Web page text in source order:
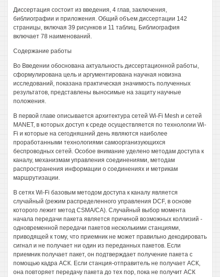
Диссертация состоит из введения, 4 глав, заключения,
библиографии и приложения. Общий объем диссертации 142
страницы, включая 39 рисунков и 11 таблиц. Библиография
включает 78 наименований.
Содержание работы
Во Введении обоснована актуальность диссертационной работы,
сформулирована цель и аргументирована научная новизна
исследований, показана практическая значимость полученных
результатов, представлены выносимые на защиту научные
положения.
В первой главе описывается архитектура сетей Wi-Fi Mesh и сетей
MANET, в которых доступ к среде осуществляется по технологии Wi-
Fi и которые на сегодняшний день являются наиболее
проработанными технологиями самоорганизующихся
беспроводных сетей. Особое внимание уделено методам доступа к
каналу, механизмам управления соединениями, методам
распространения информации о соединениях и метрикам
маршрутизации.
В сетях Wi-Fi базовым методом доступа к каналу является
случайный (режим распределенного управления DCF, в основе
которого лежит метод CSMA/CA). Случайный выбор момента
начала передачи пакета является причиной возможных коллизий -
одновременной передачи пакетов несколькими станциями,
приводящей к тому, что приемник не может правильно декодировать
сигнал и не получает ни один из переданных пакетов. Если
приемник получает пакет, он подтверждает получение пакета с
помощью кадра АСК. Если станция-отправитель не получает АСК,
она повторяет передачу пакета до тех пор, пока не получит АСК